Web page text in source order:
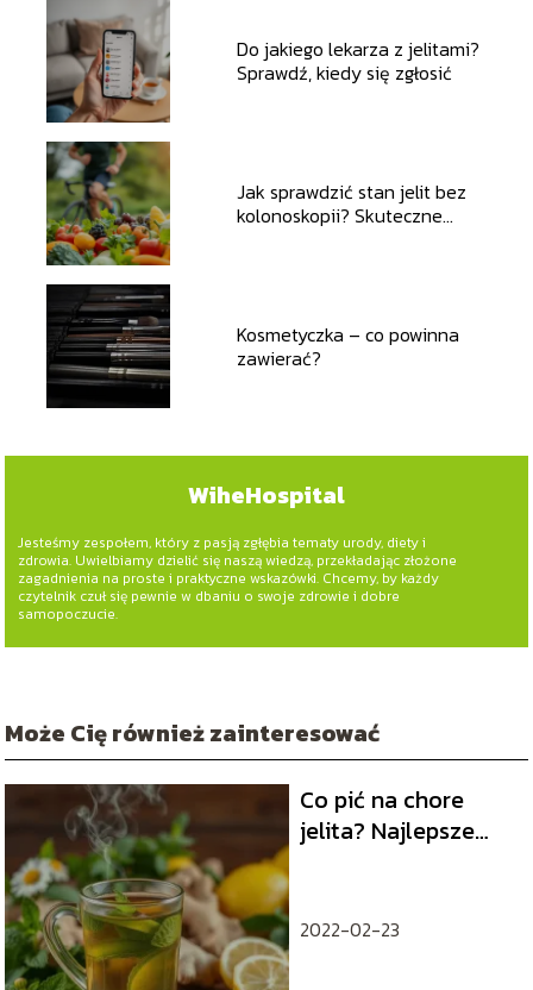
Do jakiego lekarza z jelitami?
Sprawdź, kiedy się zgłosić
Jak sprawdzić stan jelit bez
kolonoskopii? Skuteczne
Kosmetyczka – co powinna
zawierać?
WiheHospital
Jesteśmy zespołem, który z pasją zgłębia tematy urody, diety i
zdrowia. Uwielbiamy dzielić się naszą wiedzą, przekładając złożone
zagadnienia na proste i praktyczne wskazówki. Chcemy, by każdy
czytelnik czuł się pewnie w dbaniu o swoje zdrowie i dobre
samopoczucie.
Może Cię również zainteresować
Co pić na chore
jelita? Najlepsze
2022-02-23